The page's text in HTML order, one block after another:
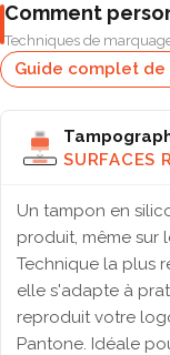
Comment
Techniques de
Guide complet
SURFACES
Un tampon en
produit, même sur
Technique la plus
elle s'adapte à
reproduit votre
Pantone. Idéale